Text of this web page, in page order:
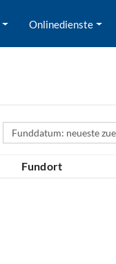
Onlinedienste
Sortierfeld
Fundort